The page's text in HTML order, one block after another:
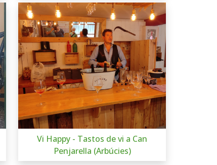
Vi Happy - Tastos de vi a Can
Penjarella (Arbúcies)